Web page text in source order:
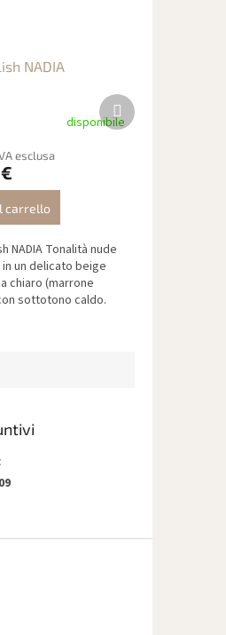
NADIA
disponibile
esclusa
carrello
NADIA Tonalità nude
un delicato beige
chiaro (marrone
sottotono caldo.
Prodotto
successivo